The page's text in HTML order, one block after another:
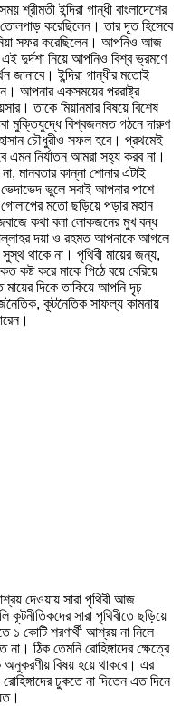
শ্রীমতী ইন্দিরা গান্ধী বাংলাদেশের
তোলপাড় করেছিলেন। তার দূত হিসেবে
সফর করেছিলেন। আপনিও আজ
এই দুর্দশা নিয়ে আপনিও বিশ্ব ভ্রমণে
জানাবে। ইন্দিরা গান্ধীর মতোই
আপনার একসময়ের পররাষ্ট্র
তাকে মিয়ানমার বিষয়ে বিশেষ
মুক্তিযুদ্ধে বিশ্বজনমত গঠনে দারুণ
চৌধুরীও সফল হবে। প্রথমেই
এমন নির্যাতন আমরা সহ্য করব না।
মানবতার কান্না শোনার এটাই
ভুলে সবাই আপনার পাশে
মতো ছড়িয়ে পড়ার মহান
কথা বলা লোকজনের মুখ বন্ধ
দয়া ও রহমত আপনাকে আগলে
থাকে না। পৃথিবী মায়ের জন্য,
কষ্ট করে মাকে পিঠে বয়ে বেরিয়ে
মায়ের দিকে তাকিয়ে আপনি দৃঢ়
কূটনৈতিক সাফল্য কামনায়
আশ্রয় দেওয়ায় সারা পৃথিবী আজ
সারা পৃথিবীতে ছড়িয়ে
১ কোটি শরণার্থী আশ্রয় না নিলে
ঠিক তেমনি রোহিঙ্গাদের ক্ষেত্রে
অনুকরণীয় বিষয় হয়ে থাকবে। এর
ঢুকতে না দিতেন এত দিনে